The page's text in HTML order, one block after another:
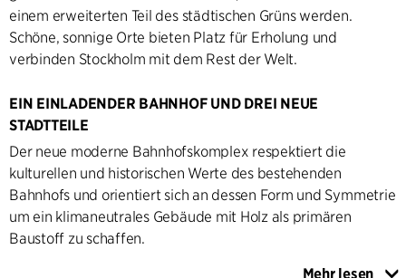
einem erweiterten Teil des städtischen Grüns werden.
Schöne, sonnige Orte bieten Platz für Erholung und
verbinden Stockholm mit dem Rest der Welt.
EIN EINLADENDER BAHNHOF UND DREI NEUE
STADTTEILE
Der neue moderne Bahnhofskomplex respektiert die
kulturellen und historischen Werte des bestehenden
Bahnhofs und orientiert sich an dessen Form und Symmetrie
um ein klimaneutrales Gebäude mit Holz als primären
Baustoff zu schaffen.
Mehr lesen